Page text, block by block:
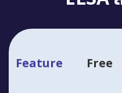
Feature Free